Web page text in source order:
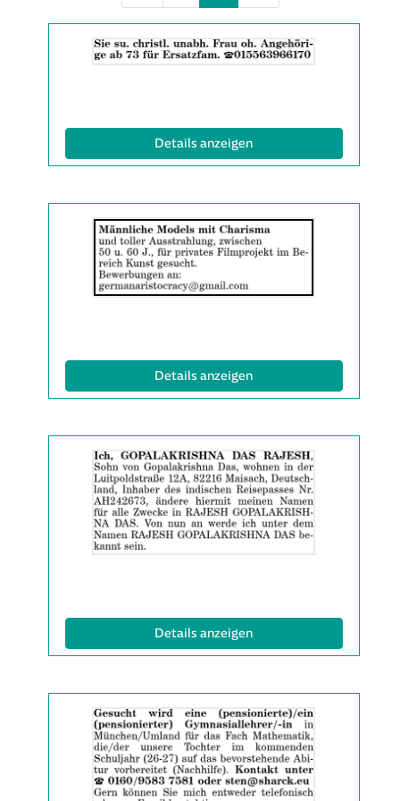
der
Anzeige
|
Info:
Details anzeigen(ID: 2061883)
der
Anzeige
anzeigen
Details anzeigen(ID: 2061980)
der
Anzeige
2061991
anzeigen
|
Info:
Details anzeigen(ID: 2061991)
der
Anzeige
2060421
anzeigen
|